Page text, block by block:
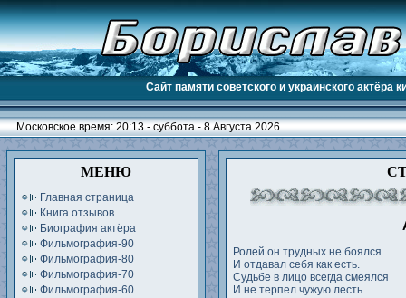
Сайт памяти советского и украинского
Московское время: 20:13 - суббота - 8 Августа 2026
МЕНЮ
Главная страница
Книга отзывов
Биография актёра
Фильмография-90
Фильмография-80
Фильмография-70
Фильмография-60
Ролей он трудных не боялся
И отдавал себя как есть.
Судьбе в лицо всегда смеялся
И не терпел чужую лесть.